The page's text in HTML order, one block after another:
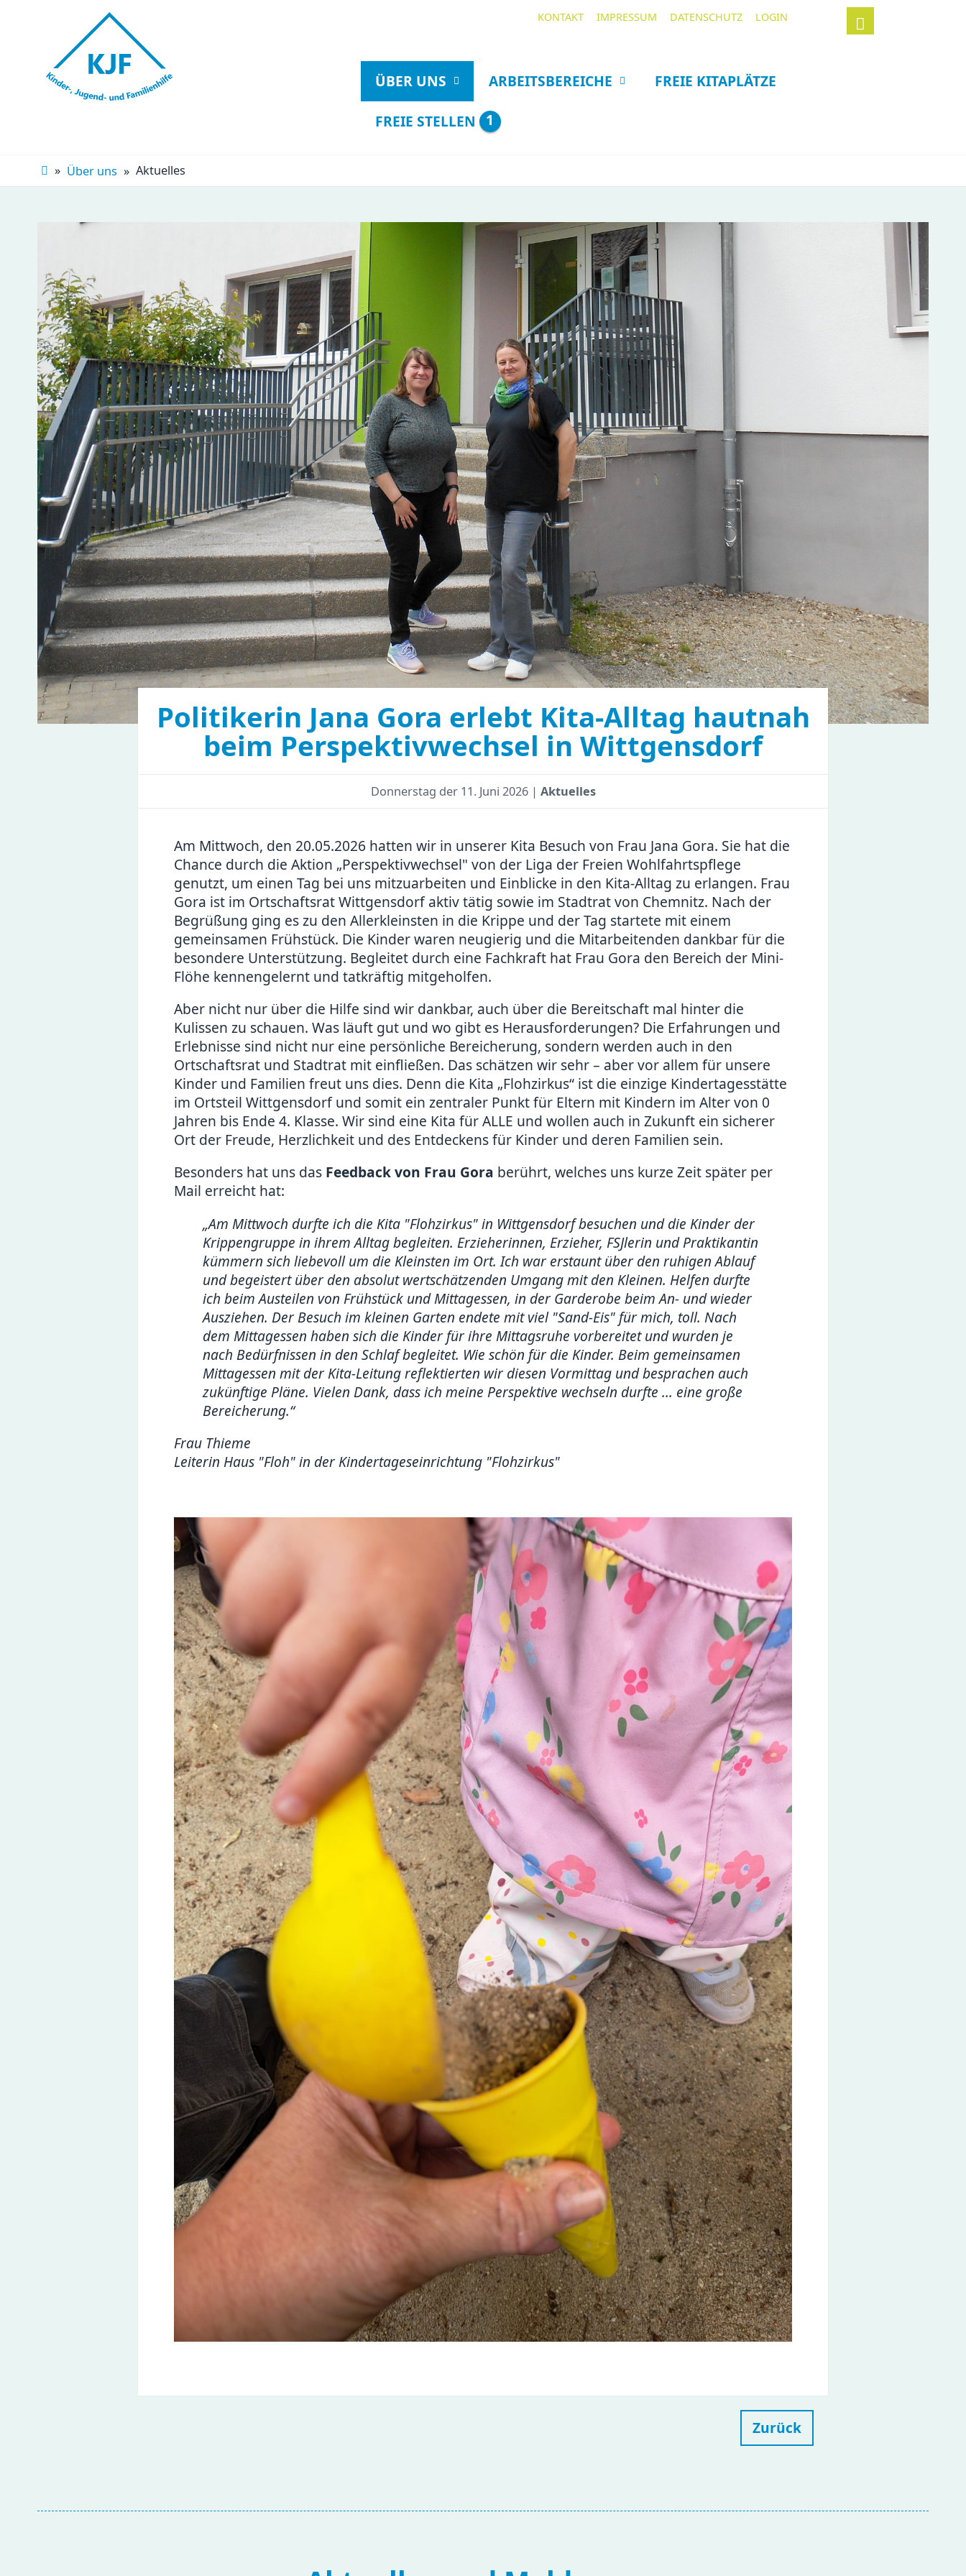
Navigation
überspringen
KONTAKT IMPRESSUM DATENSCHUTZ LOGIN Suchbegriffe
Navigation
überspringen
ÜBER UNS ARBEITSBEREICHE FREIE KITAPLÄTZE
FREIE STELLEN 1
Über uns Aktuelles
Politikerin Jana Gora erlebt Kita-Alltag hautnah
beim Perspektivwechsel in Wittgensdorf
Donnerstag der 11. Juni 2026 | Aktuelles
Am Mittwoch, den 20.05.2026 hatten wir in unserer Kita Besuch von Frau Jana Gora. Sie hat die
Chance durch die Aktion „Perspektivwechsel" von der Liga der Freien Wohlfahrtspflege
genutzt, um einen Tag bei uns mitzuarbeiten und Einblicke in den Kita-Alltag zu erlangen. Frau
Gora ist im Ortschaftsrat Wittgensdorf aktiv tätig sowie im Stadtrat von Chemnitz. Nach der
Begrüßung ging es zu den Allerkleinsten in die Krippe und der Tag startete mit einem
gemeinsamen Frühstück. Die Kinder waren neugierig und die Mitarbeitenden dankbar für die
besondere Unterstützung. Begleitet durch eine Fachkraft hat Frau Gora den Bereich der Mini-
Flöhe kennengelernt und tatkräftig mitgeholfen.
Aber nicht nur über die Hilfe sind wir dankbar, auch über die Bereitschaft mal hinter die
Kulissen zu schauen. Was läuft gut und wo gibt es Herausforderungen? Die Erfahrungen und
Erlebnisse sind nicht nur eine persönliche Bereicherung, sondern werden auch in den
Ortschaftsrat und Stadtrat mit einfließen. Das schätzen wir sehr – aber vor allem für unsere
Kinder und Familien freut uns dies. Denn die Kita „Flohzirkus“ ist die einzige Kindertagesstätte
im Ortsteil Wittgensdorf und somit ein zentraler Punkt für Eltern mit Kindern im Alter von 0
Jahren bis Ende 4. Klasse. Wir sind eine Kita für ALLE und wollen auch in Zukunft ein sicherer
Ort der Freude, Herzlichkeit und des Entdeckens für Kinder und deren Familien sein.
Besonders hat uns das Feedback von Frau Gora berührt, welches uns kurze Zeit später per
Mail erreicht hat:
„Am Mittwoch durfte ich die Kita "Flohzirkus" in Wittgensdorf besuchen und die Kinder der
Krippengruppe in ihrem Alltag begleiten. Erzieherinnen, Erzieher, FSJlerin und Praktikantin
kümmern sich liebevoll um die Kleinsten im Ort. Ich war erstaunt über den ruhigen Ablauf
und begeistert über den absolut wertschätzenden Umgang mit den Kleinen. Helfen durfte
ich beim Austeilen von Frühstück und Mittagessen, in der Garderobe beim An- und wieder
Ausziehen. Der Besuch im kleinen Garten endete mit viel "Sand-Eis" für mich, toll. Nach
dem Mittagessen haben sich die Kinder für ihre Mittagsruhe vorbereitet und wurden je
nach Bedürfnissen in den Schlaf begleitet. Wie schön für die Kinder. Beim gemeinsamen
Mittagessen mit der Kita-Leitung reflektierten wir diesen Vormittag und besprachen auch
zukünftige Pläne. Vielen Dank, dass ich meine Perspektive wechseln durfte ... eine große
Bereicherung.“
Frau Thieme
Leiterin Haus "Floh" in der Kindertageseinrichtung "Flohzirkus"
Zurück